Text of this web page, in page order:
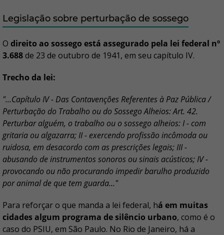
Legislação sobre perturbação de sossego
O direito ao sossego está assegurado pela lei federal nº
3.688de 23 de outubro de 1941, em seu capítulo IV.
Trecho da lei:
"...Capítulo IV - Das Contavenções Referentes à Paz Pública /
Perturbação do Trabalho ou do Sossego Alheios: Art. 42.
Perturbar alguém, o trabalho ou o sossego alheios: I - com
gritaria ou algazarra; II - exercendo profissão incômoda ou
ruidosa, em desacordo com as prescrições legais; III -
abusando de instrumentos sonoros ou sinais acústicos; IV -
provocando ou não procurando impedir barulho produzido
por animal de que tem guarda..."
Para reforçar o que manda a lei federal, há em muitas
cidades algum programa de silêncio urbano, como é o
caso do PSIU, em São Paulo. No Rio de Janeiro, há a